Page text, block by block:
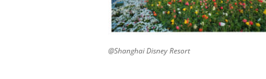
@Shanghai Disney Resort